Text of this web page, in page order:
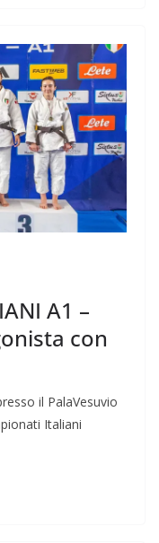
A1 –
con
il PalaVesuvio
Italiani